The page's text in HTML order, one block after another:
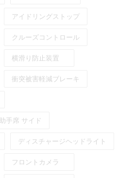
アイドリングストップ
クルーズコントロール
横滑り防止装置
衝突被害軽減ブレーキ
助手席 サイド
ディスチャージヘッドライト
フロントカメラ